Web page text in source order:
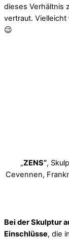
dieses Verhältnis
vertraut.
😉
„ZENS“,
Cevennen,
Bei der Skulptur
Einschlüsse, die